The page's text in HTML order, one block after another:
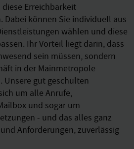
Erreichbarkeit
Dabei können Sie individuell aus
wählen und diese
Ihr Vorteil liegt darin, dass
sein müssen, sondern
in der Mainmetropole
Unsere gut geschulten
um alle Anrufe,
und sogar um
- und das alles ganz
Anforderungen, zuverlässig